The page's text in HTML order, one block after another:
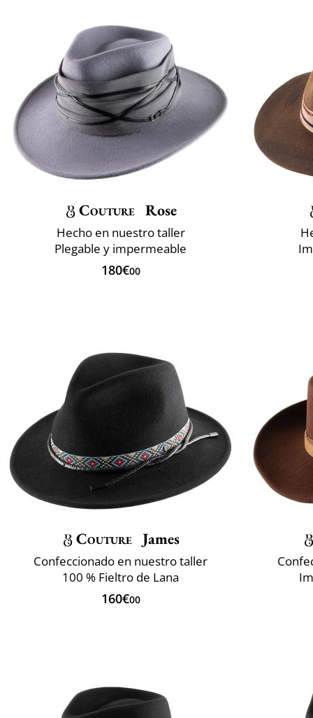
Couture Rose
Hecho en nuestro taller
Plegable y impermeable
180€00
Couture James
Confeccionado en nuestro taller
100 % Fieltro de Lana
160€00